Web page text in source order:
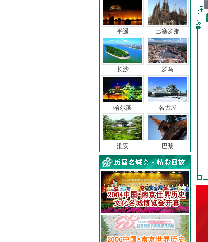
平遥
长沙
哈尔滨
淮安
巴塞罗那
罗马
名古屋
巴黎
车前子